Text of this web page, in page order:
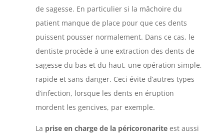
de sagesse. En particulier si la mâchoire du
patient manque de place pour que ces dents
puissent pousser normalement. Dans ce cas, le
dentiste procède à une extraction des dents de
sagesse du bas et du haut, une opération simple,
rapide et sans danger. Ceci évite d’autres types
d’infection, lorsque les dents en éruption
mordent les gencives, par exemple.
La prise en charge de la péricoronariteest aussi